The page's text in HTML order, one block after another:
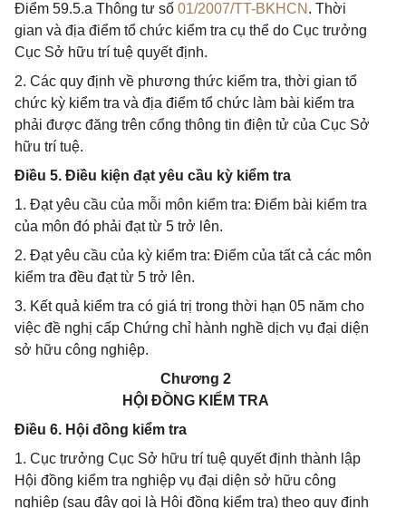
Điểm 59.5.a Thông tư số 01/2007/TT-BKHCN . Thời
gian và địa điểm tổ chức kiểm tra cụ thể do Cục trưởng
Cục Sở hữu trí tuệ quyết định.
2. Các quy định về phương thức kiểm tra, thời gian tổ
chức kỳ kiểm tra và địa điểm tổ chức làm bài kiểm tra
phải được đăng trên cổng thông tin điện tử của Cục Sở
hữu trí tuệ.
Điều 5. Điều kiện đạt yêu cầu kỳ kiểm tra
1. Đạt yêu cầu của mỗi môn kiểm tra: Điểm bài kiểm tra
của môn đó phải đạt từ 5 trở lên.
2. Đạt yêu cầu của kỳ kiểm tra: Điểm của tất cả các môn
kiểm tra đều đạt từ 5 trở lên.
3. Kết quả kiểm tra có giá trị trong thời hạn 05 năm cho
việc đề nghị cấp Chứng chỉ hành nghề dịch vụ đại diện
sở hữu công nghiệp.
Chương 2
HỘI ĐỒNG KIỂM TRA
Điều 6. Hội đồng kiểm tra
1. Cục trưởng Cục Sở hữu trí tuệ quyết định thành lập
Hội đồng kiểm tra nghiệp vụ đại diện sở hữu công
nghiệp (sau đây gọi là Hội đồng kiểm tra) theo quy định